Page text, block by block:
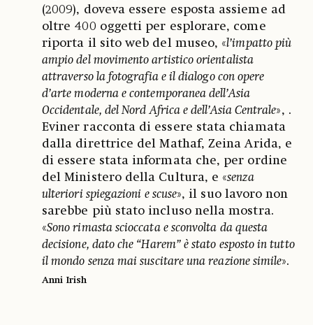
(2009), doveva essere esposta assieme ad
oltre 400 oggetti per esplorare, come
riporta il sito web del museo, «l’impatto più
ampio del movimento artistico orientalista
attraverso la fotografia e il dialogo con opere
d’arte moderna e contemporanea dell’Asia
Occidentale, del Nord Africa e dell’Asia Centrale», .
Eviner racconta di essere stata chiamata
dalla direttrice del Mathaf, Zeina Arida, e
di essere stata informata che, per ordine
del Ministero della Cultura, e «senza
ulteriori spiegazioni e scuse», il suo lavoro non
sarebbe più stato incluso nella mostra.
«Sono rimasta scioccata e sconvolta da questa
decisione, dato che “Harem” è stato esposto in tutto
il mondo senza mai suscitare una reazione simile».
Anni Irish